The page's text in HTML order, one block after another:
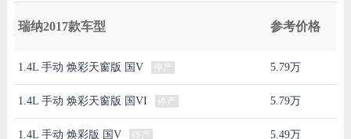
瑞纳2017款车型 参考价格
1.4L 手动 焕彩天窗版 国V 停产 5.79万
1.4L 手动 焕彩天窗版 国VI 停产 5.79万
1.4L 手动 焕彩版 国V 停产 5.49万